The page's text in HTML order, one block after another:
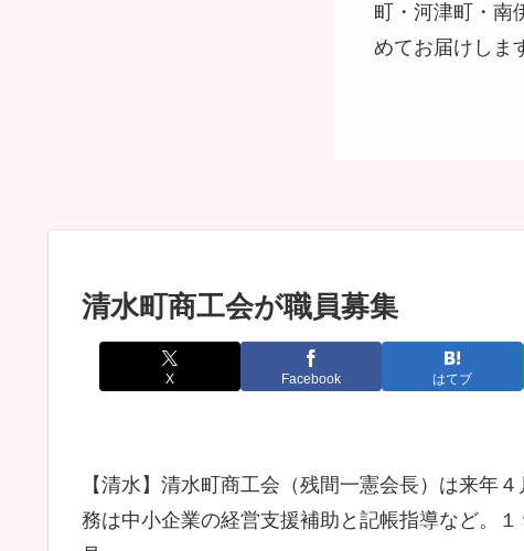
町・河津町・南
めてお届けしま
清水町商工会が職員募集
X Facebook はてブ
【清水】清水町商工会（残間一憲会長）は来年
務は中小企業の経営支援補助と記帳指導など。